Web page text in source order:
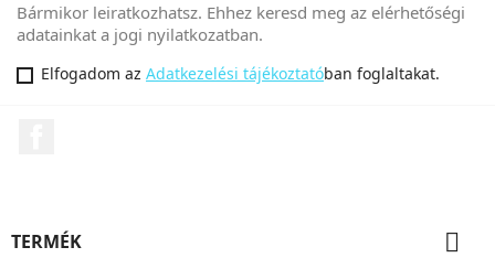
Bármikor leiratkozhatsz. Ehhez keresd meg az elérhetőségi
adatainkat a jogi nyilatkozatban.
Elfogadom az Adatkezelési tájékoztatóban foglaltakat.
TERMÉK 